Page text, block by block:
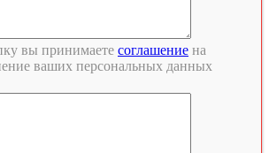
вы принимаете соглашение на
ваших персональных данных